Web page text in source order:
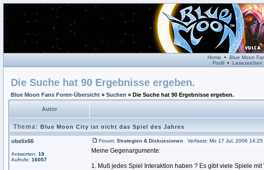
Home • Blue Moon
Profil• Lesezeichen
Die Suche hat 90 Ergebnisse ergeben.
Blue Moon Fans Foren-Übersicht » Suchen » Die Suche hat 90 Ergebnisse ergeben.
Autor
Thema: Blue Moon City ist nicht das Spiel des Jahres
obelix66
Antworten: 19
Aufrufe: 16057
Forum: Strategien & Diskussionen Verfasst: Mo 17 Jul, 2006
Meine Gegenargumente:
1. Muß jedes Spiel Interaktion haben ? Es gibt viele Spiele